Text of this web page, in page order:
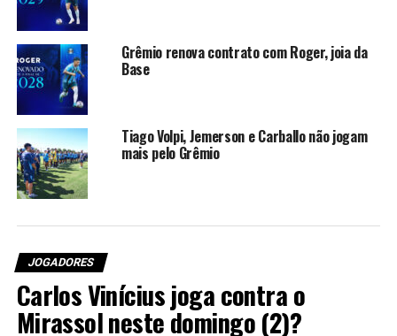
entrevista concedida no CT Luiz Carvalho, nesta quarta-
feira, o zagueiro aprovou o novo esquema e pregou a sua
continuidade.
“Se a gente parar para
pensar, este foi o primeiro
jogo que conseguimos fazer
três zagueiros e o Luis
(Suárez) em campo. Nas
outras duas vezes (contra
ABC e Palmeiras), ele não
estava. Então, dá essa
Grêmio renova contrato com Roger, joia da
Base
Tiago Volpi, Jemerson e Carballo não jogam
mais pelo Grêmio
JOGADORES
Carlos Vinícius joga contra o
Mirassol neste domingo (2)?